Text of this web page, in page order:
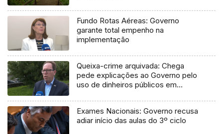
Fundo Rotas Aéreas: Governo
garante total empenho na
implementação
Queixa-crime arquivada: Chega
pede explicações ao Governo pelo
uso de dinheiros públicos em
Exames Nacionais: Governo recusa
adiar início das aulas do 3º ciclo